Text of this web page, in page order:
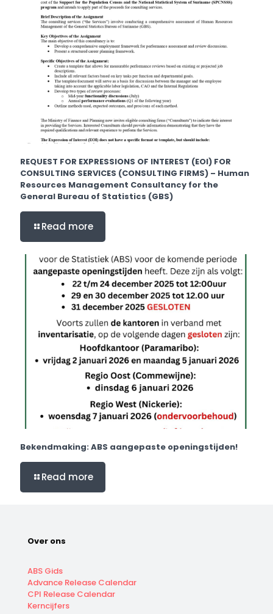
REQUEST FOR EXPRESSIONS OF INTEREST (EOI) FOR
CONSULTING SERVICES (CONSULTING FIRMS) – Human
Resources Management Consultancy for the
General Bureau of Statistics (GBS)
Read more
Bekendmaking: ABS aangepaste openingstijden!
Read more
Over ons
ABS Gids
Advance Release Calendar
CPI Release Calendar
Kerncijfers